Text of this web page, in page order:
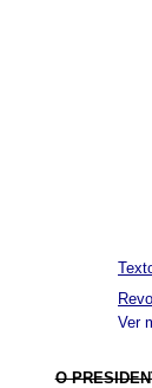
Ver
O